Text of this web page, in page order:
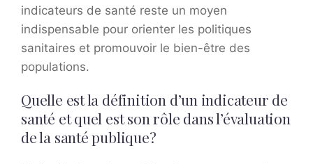
indicateurs de santé reste un moyen
indispensable pour orienter les politiques
sanitaires et promouvoir le bien-être des
populations.
Quelle est la définition d’un indicateur de
santé et quel est son rôle dans l’évaluation
de la santé publique?